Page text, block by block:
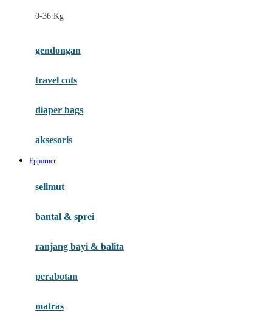
Fisher Price
Gb
Habbie
Haenim
Hauck
0-36 Kg
gendongan
travel cots
diaper bags
aksesoris
Epporner
selimut
bantal & sprei
ranjang bayi & balita
perabotan
matras